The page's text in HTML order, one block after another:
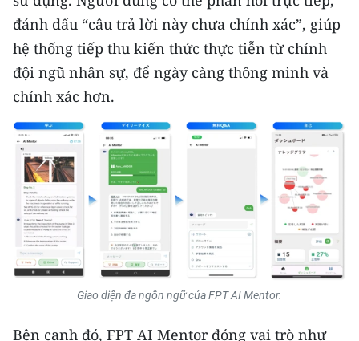
ENGLISH
中文
FRANÇAIS
РУССКИЙ
ESPAÑOL
한국어
đánh dấu “câu trả lời này chưa chính xác”, giúp
hệ thống tiếp thu kiến thức thực tiễn từ chính
đội ngũ nhân sự, để ngày càng thông minh và
chính xác hơn.
Giao diện đa ngôn ngữ của FPT AI Mentor.
Bên cạnh đó, FPT AI Mentor đóng vai trò như